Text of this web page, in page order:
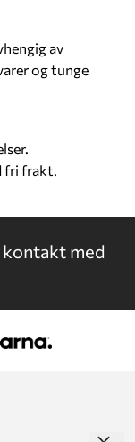
av
og tunge
fri frakt.
kontakt med